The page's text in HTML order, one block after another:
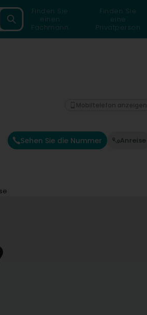
Finden Sie
einen
Fachmann
Finden Sie
eine
Privatperson
Sehen Sie die Nummer Anreise
Mobiltelefon anzeigen